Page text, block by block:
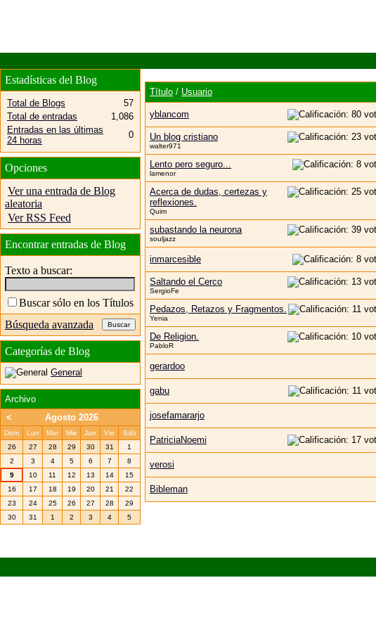
Título / Usuario
yblancom
Un blog cristiano
walter971
Lento pero seguro...
lamenor
Acerca de dudas, certezas y
reflexiones.
Quim
subastando la neurona
souljazz
inmarcesible
Saltando el Cerco
SergioFe
Pedazos, Retazos y Fragmentos.
Yenia
De Religion.
PabloR
gerardoo
gabu
josefamararjo
PatriciaNoemi
verosi
Bibleman
Estadísticas del Blog
Total de Blogs
57
Total de entradas
1,086
Entradas en las últimas
24 horas
0
Opciones
Ver una entrada de Blog
aleatoria
Ver RSS Feed
Encontrar entradas de Blog
Texto a buscar:
Buscar sólo en los Títulos
Búsqueda avanzada
Categorías de Blog
General
Archivo
<
Agosto 2026
Dom Lun Mar Mie Jue Vie
Sáb
26
27 28 29 30 31
1
2
3 4 5 6 7
8
9
10 11 12 13 14
15
16
17 18 19 20 21
22
23
24 25 26 27 28
29
30
31 1 2 3 4 5